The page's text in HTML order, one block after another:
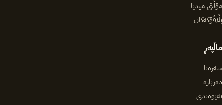
مۆڵتی میدیا
بڵاڤۆکەکان
ماڵپەڕ
سەرەتا
دەربارە
پەیوەندی